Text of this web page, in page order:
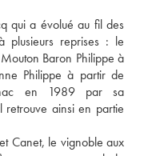
qui a évolué au fil des
reprises : le
Baron Philippe à
Philippe à partir de
en 1989 par sa
retrouve ainsi en partie
Canet, le vignoble aux